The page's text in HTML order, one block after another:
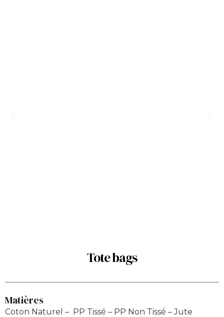
Tote bags
Matières
Coton Naturel – PP Tissé – PP Non Tissé – Jute